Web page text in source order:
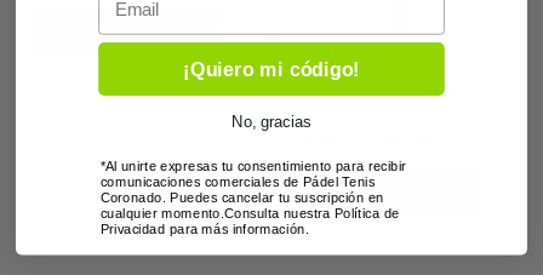
Añadir al carrito
Raquetas
RAQUETA WILSON INTRIGUE
SE 2025
Añadir al carrito
¡Quiero mi código!
No, gracias
*Al unirte expresas tu consentimiento para recibir
comunicaciones comerciales de Pádel Tenis
Coronado. Puedes cancelar tu suscripción en
cualquier momento.Consulta nuestra Política de
Privacidad para más información.